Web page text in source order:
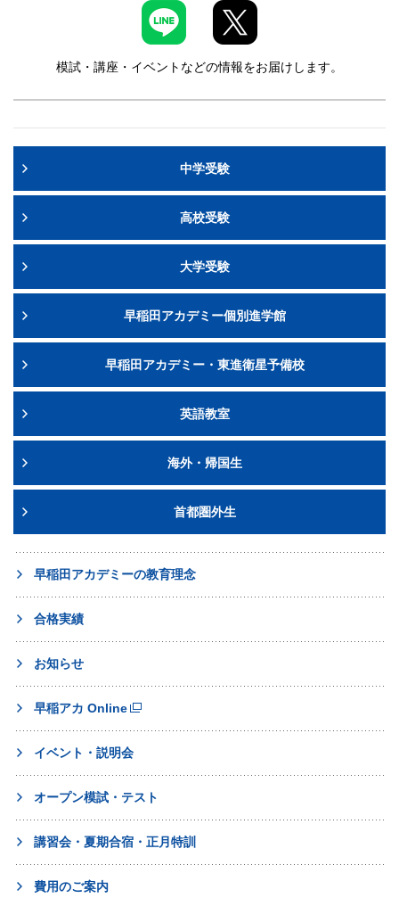
模試・講座・イベントなどの情報をお届けします。
中学受験
高校受験
大学受験
早稲田アカデミー個別進学館
早稲田アカデミー・東進衛星予備校
英語教室
海外・帰国生
首都圏外生
早稲田アカデミーの教育理念
合格実績
お知らせ
早稲アカ Online
イベント・説明会
オープン模試・テスト
講習会・夏期合宿・正月特訓
費用のご案内